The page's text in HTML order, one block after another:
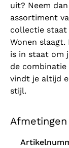
uit? Neem
assortiment
collectie staat
Wonen
is in staat om
de
vindt je altijd
stijl.